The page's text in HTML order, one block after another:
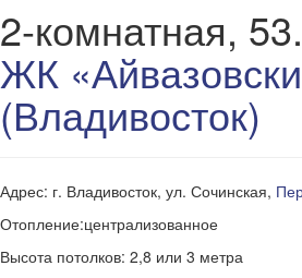
2-комнатная,
ЖК
(Владивосток)
Адрес: г. Владивосток, ул. Сочинская,
Отопление:централизованное
Высота потолков: 2,8 или 3 метра